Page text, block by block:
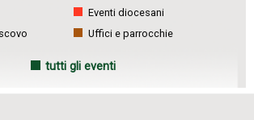
Eventi diocesani
Uffici e parrocchie
tutti gli eventi